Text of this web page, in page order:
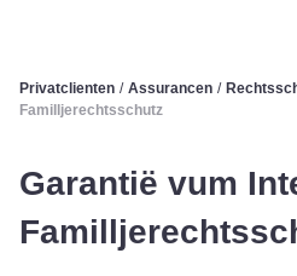
Privatclienten / Assurancen /
Familljerechtsschutz
Garantië vum